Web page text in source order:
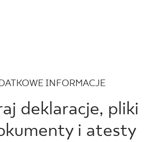
INFORMACJE
deklaracje, pliki
i atesty